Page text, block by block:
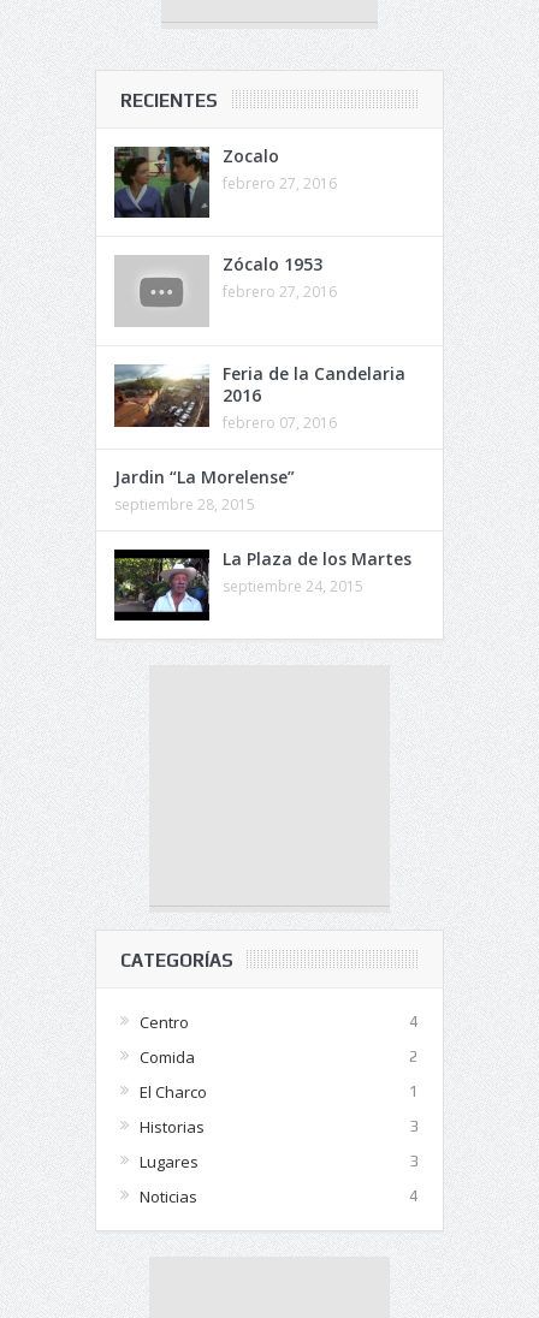
RECIENTES
Zocalo
febrero 27, 2016
Zócalo 1953
febrero 27, 2016
Feria de la Candelaria
2016
febrero 07, 2016
Jardin “La Morelense”
septiembre 28, 2015
La Plaza de los Martes
septiembre 24, 2015
CATEGORÍAS
Centro 4
Comida 2
El Charco 1
Historias 3
Lugares 3
Noticias 4